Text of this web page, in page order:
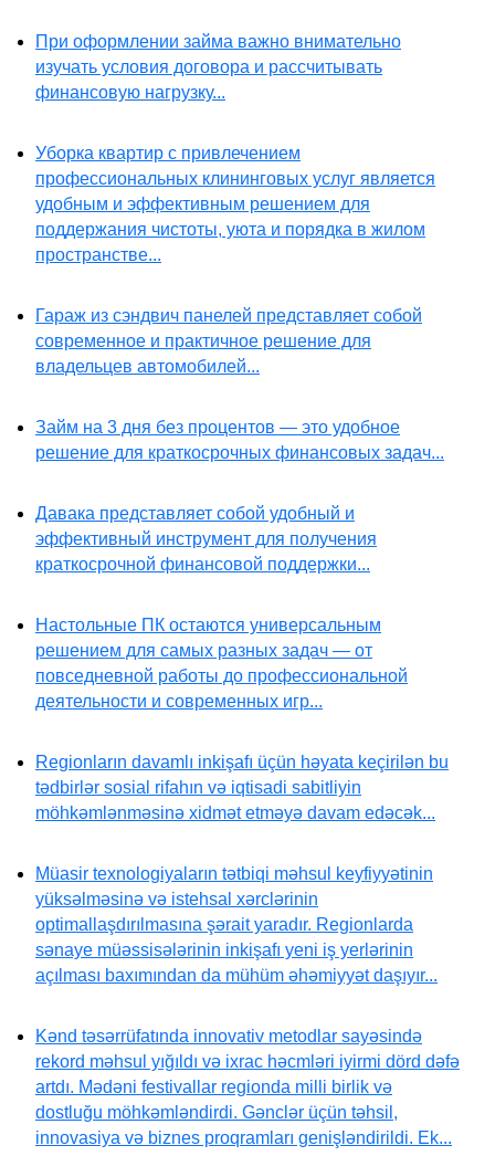
При оформлении займа важно внимательно
изучать условия договора и рассчитывать
финансовую нагрузку...
Уборка квартир с привлечением
профессиональных клининговых услуг является
удобным и эффективным решением для
поддержания чистоты, уюта и порядка в жилом
пространстве...
Гараж из сэндвич панелей представляет собой
современное и практичное решение для
владельцев автомобилей...
Займ на 3 дня без процентов — это удобное
решение для краткосрочных финансовых задач...
Давака представляет собой удобный и
эффективный инструмент для получения
краткосрочной финансовой поддержки...
Настольные ПК остаются универсальным
решением для самых разных задач — от
повседневной работы до профессиональной
деятельности и современных игр...
Regionların davamlı inkişafı üçün həyata keçirilən bu
tədbirlər sosial rifahın və iqtisadi sabitliyin
möhkəmlənməsinə xidmət etməyə davam edəcək...
Müasir texnologiyaların tətbiqi məhsul keyfiyyətinin
yüksəlməsinə və istehsal xərclərinin
optimallaşdırılmasına şərait yaradır. Regionlarda
sənaye müəssisələrinin inkişafı yeni iş yerlərinin
açılması baxımından da mühüm əhəmiyyət daşıyır...
Kənd təsərrüfatında innovativ metodlar sayəsində
rekord məhsul yığıldı və ixrac həcmləri iyirmi dörd dəfə
artdı. Mədəni festivallar regionda milli birlik və
dostluğu möhkəmləndirdi. Gənclər üçün təhsil,
innovasiya və biznes proqramları genişləndirildi. Ek...